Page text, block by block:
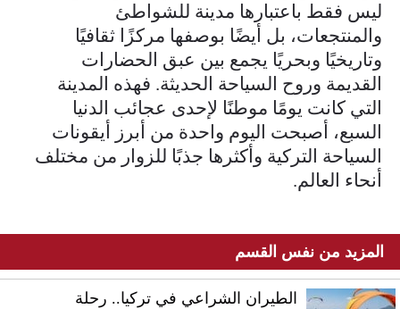
ليس فقط باعتبارها مدينة للشواطئ
والمنتجعات، بل أيضًا بوصفها مركزًا ثقافيًا
وتاريخيًا وبحريًا يجمع بين عبق الحضارات
القديمة وروح السياحة الحديثة. فهذه المدينة
التي كانت يومًا موطنًا لإحدى عجائب الدنيا
السبع، أصبحت اليوم واحدة من أبرز أيقونات
السياحة التركية وأكثرها جذبًا للزوار من مختلف
أنحاء العالم.
المزيد من نفس القسم
الطيران الشراعي في تركيا.. رحلة